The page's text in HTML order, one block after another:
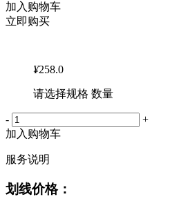
加入购物车
立即购买
¥258.0
请选择规格 数量
-
+
加入购物车
服务说明
划线价格：